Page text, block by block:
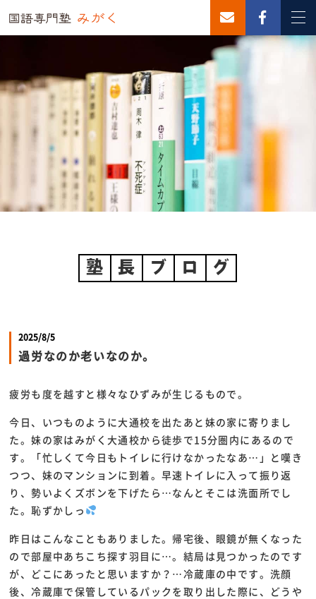
塾 長 ブ ロ グ
2025/8/5
過労なのか老いなのか。
疲労も度を越すと様々なひずみが生じるもので。
今日、いつものように大通校を出たあと妹の家に寄りまし
た。妹の家はみがく大通校から徒歩で15分圏内にあるので
す。「忙しくて今日もトイレに行けなかったなあ…」と嘆き
つつ、妹のマンションに到着。早速トイレに入って振り返
り、勢いよくズボンを下げたら…なんとそこは洗面所でし
た。恥ずかしっ
昨日はこんなこともありました。帰宅後、眼鏡が無くなった
ので部屋中あちこち探す羽目に…。結局は見つかったのです
が、どこにあったと思いますか？…冷蔵庫の中です。洗顔
後、冷蔵庫で保管しているパックを取り出した際に、どうや